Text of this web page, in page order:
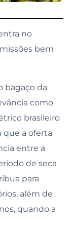
no
bem
bagaço da
como
brasileiro
que a oferta
entre a
de seca
para
além de
quando a